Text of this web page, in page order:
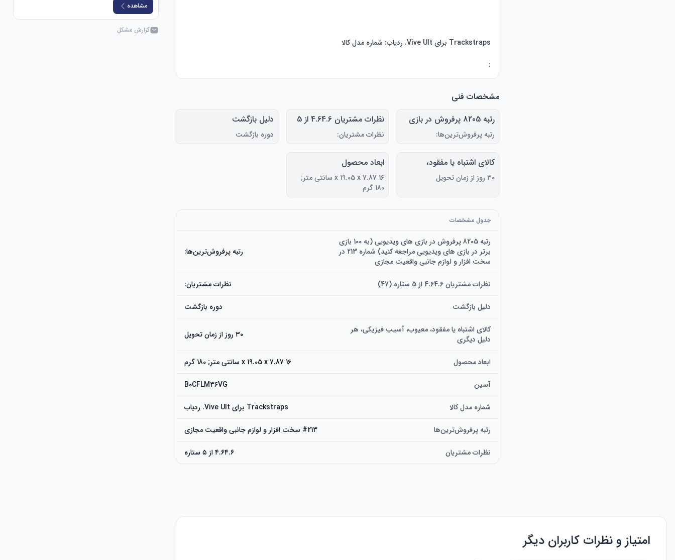
Trackstraps برای Vive Ult. ردیاب: شماره مدل کالا
:
مشخصات فنی
رتبه 8205 پرفروش در بازی
برتر در بازی های ویدیویی
سخت افزار و لوازم جانبی
واقعیت مجازی
رتبه پرفروش‌ترین‌ها:
نظرات مشتریان 4.64.6 از 5
ستاره (47)
نظرات مشتریان:
دلیل بازگشت
دوره بازگشت
کالای اشتباه یا مفقود،
معیوب، آسیب فیزیکی، هر
دلیل دیگری
۳۰ روز از زمان تحویل
ابعاد محصول
16 x 19.05 x 7.87 سانتی متر;
180 گرم
جدول مشخصات
رتبه 8205 پرفروش در بازی های ویدیویی (به 100 بازی
برتر در بازی های ویدیویی مراجعه کنید) شماره 213 در
سخت افزار و لوازم جانبی واقعیت مجازی
رتبه پرفروش‌ترین‌ها:
نظرات مشتریان 4.64.6 از 5 ستاره (47) نظرات مشتریان:
دلیل بازگشت دوره بازگشت
کالای اشتباه یا مفقود، معیوب، آسیب فیزیکی، هر
دلیل دیگری
۳۰ روز از زمان تحویل
ابعاد محصول 16 x 19.05 x 7.87 سانتی متر; 180 گرم
آسین B0CFLM36VG
شماره مدل کالا Trackstraps برای Vive Ult. ردیاب
رتبه پرفروش‌ترین‌ها #213 سخت افزار و لوازم جانبی واقعیت مجازی
نظرات مشتریان ۴.۶۴.۶ از ۵ ستاره
مشاهده
گزارش مشکل
امتیاز و نظرات کاربران دیگر